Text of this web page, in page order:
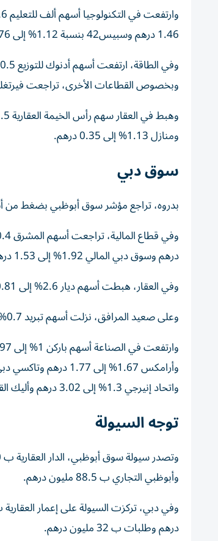
1.46 درهم وسبيس42 بنسبة 1.12% إلى 1.76 درهم وبريسايت 1% إلى 3.68 درهم.
وبخصوص القطاعات الأخرى، تراجعت فيرتغلوب 2% إلى 2.82 درهم وبروج 0.4% إلى
ومنازل 1.13% إلى 0.35 درهم.
سوق دبي
بدروه، تراجع مؤشر سوق أبوظبي بضغط من
درهم وسوق دبي المالي 1.92% إلى 1.53 درهم وأملاك 0.76% إلى 1.31 درهم.
وفي العقار، هبطت أسهم ديار 2.6% إلى 0.81 درهم وتيكوم 2.2% إلى 3.52 درهم والاتحاد العقارية 1.5% إلى 0.7 درهم.
وعلى صعيد المرافق، نزلت أسهم تبريد 0.7% إلى 2.7 درهم وديوا 0.7% إلى 2.85 درهم وإمباور 0.6% إلى 1.66 درهم.
واتحاد إنيرجي 1.3% إلى 3.02 درهم وأليك القابضة 0.6% إلى 1.56 درهم.
توجه السيولة
وأبوظبي التجاري ب 88.5 مليون درهم.
درهم وطلبات ب 32 مليون درهم.